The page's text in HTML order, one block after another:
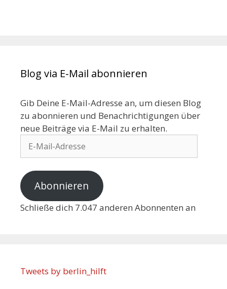
Blog via E-Mail abonnieren
Gib Deine E-Mail-Adresse an, um diesen Blog
zu abonnieren und Benachrichtigungen über
neue Beiträge via E-Mail zu erhalten.
Abonnieren
Schließe dich 7.047 anderen Abonnenten an
Tweets by berlin_hilft